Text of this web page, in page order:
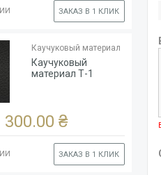
ЗАКАЗ В 1 КЛИК
Чёрный
Каучуковый материал
Каучуковый
материал Т-1
300.00 ₴
ЗАКАЗ В 1 КЛИК